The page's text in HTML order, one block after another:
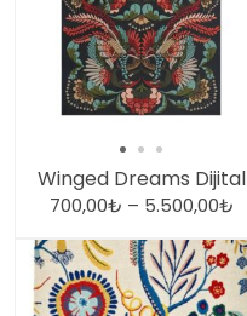
Winged Dreams Dijital
700,00₺ – 5.500,00₺